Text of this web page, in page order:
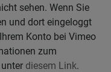
sehen. Wenn Sie
und dort eingeloggt
Konto bei Vimeo
zum
diesem Link.